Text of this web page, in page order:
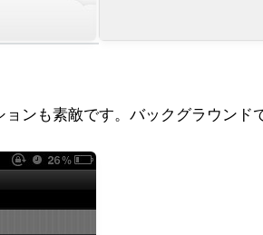
ンも素敵です。バックグラウンド